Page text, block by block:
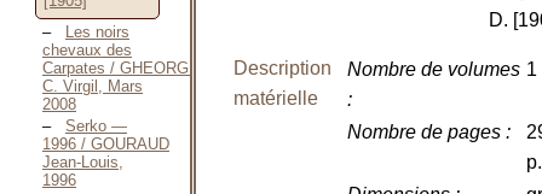
Les noirs
chevaux des
Carpates / GHEORGHIU
C. Virgil, Mars
2008
Serko —
1996 / GOURAUD
Jean-Louis,
1996
D.
Description
matérielle
Nombre de volumes
:
1
Nombre de pages:
p.